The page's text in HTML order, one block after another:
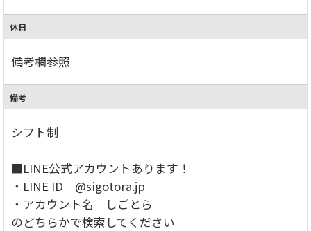
休日
備考欄参照
備考
シフト制
■LINE公式アカウントあります！
・LINE ID @sigotora.jp
・アカウント名 しごとら
のどちらかで検索してください